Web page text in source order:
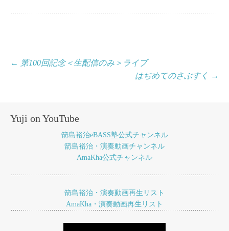
投
ビ
← 第100回記念＜生配信のみ＞ライブ
はぢめてのさぶすく →
Yuji on YouTube
箭島裕治eBASS塾公式チャンネル
箭島裕治・演奏動画チャンネル
AmaKha公式チャンネル
箭島裕治・演奏動画再生リスト
AmaKha・演奏動画再生リスト